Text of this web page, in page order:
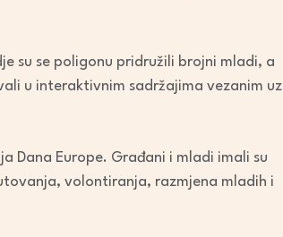
su se poligonu pridružili brojni mladi, a
u interaktivnim sadržajima vezanim uz
Dana Europe. Građani i mladi imali su
volontiranja, razmjena mladih i